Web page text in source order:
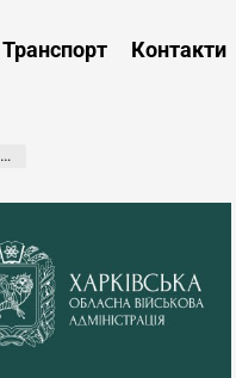
Транспорт Контакти